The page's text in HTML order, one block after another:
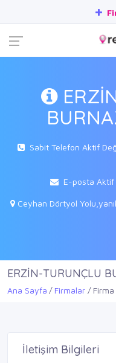
Sabit Telefon Aktif
E-posta
Ceyhan Dörtyol
ERZİN-TURUNÇLU
Ana Sayfa Firmalar
İletişim Bilgileri